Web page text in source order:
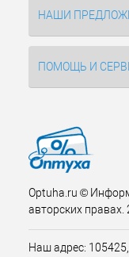
НАШИ
ПОМОЩЬ И
Optuha.ru ©
авторских правах.
Наш адрес: